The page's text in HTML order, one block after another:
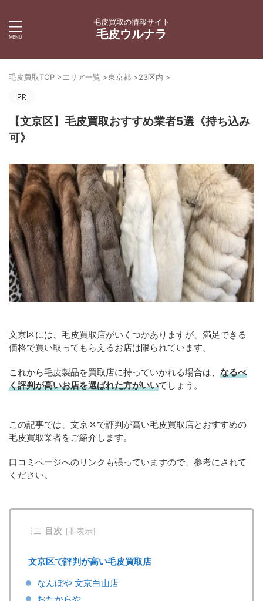
毛皮買取の情報サイト
毛皮ウルナラ
毛皮買取TOP >エリア一覧 >東京都 >23区内 >
【文京区】毛皮買取おすすめ業者5選《持ち込み
可》
文京区には、毛皮買取店がいくつかありますが、満足できる
価格で買い取ってもらえるお店は限られています。
これから毛皮製品を買取店に持っていかれる場合は、 なるべ
く評判が高いお店を選ばれた方がいいでしょう。
この記事では、文京区で評判が高い毛皮買取店とおすすめの
毛皮買取業者をご紹介します。
口コミページへのリンクも張っていますので、参考にされて
ください。
目次 [非表示]
文京区で評判が高い毛皮買取店
なんぼや 文京白山店